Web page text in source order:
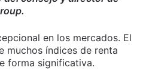
en los mercados. El
muchos índices de renta
forma significativa.